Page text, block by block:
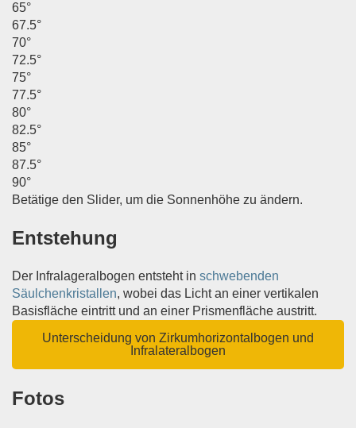
65°
67.5°
70°
72.5°
75°
77.5°
80°
82.5°
85°
87.5°
90°
Betätige den Slider, um die Sonnenhöhe zu ändern.
Entstehung
Der Infralageralbogen entsteht in schwebenden
Säulchenkristallen, wobei das Licht an einer vertikalen
Basisfläche eintritt und an einer Prismenfläche austritt.
Unterscheidung von Zirkumhorizontalbogen und
Infralateralbogen
Fotos